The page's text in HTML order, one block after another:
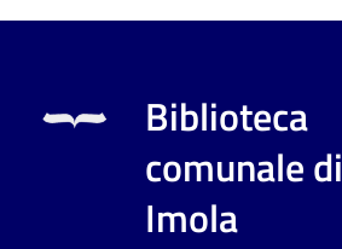
puoi
Biblioteca
comunale di
Imola